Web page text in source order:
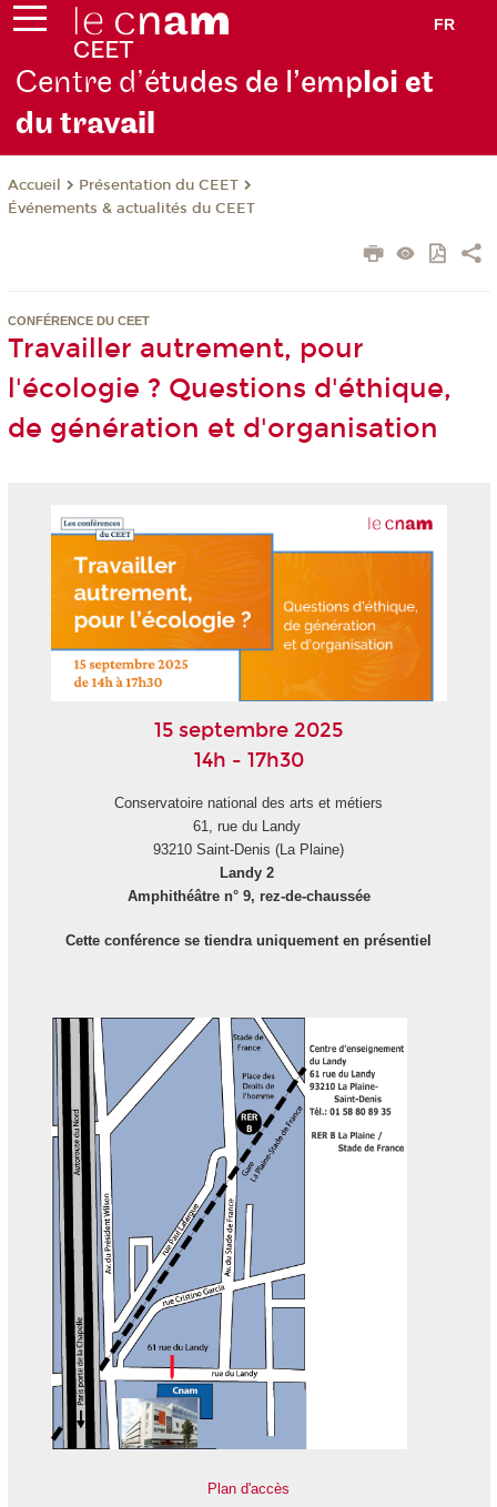
FR
Centre d’études de l’emploi et
du travail
Accueil
Présentation du CEET
Événements & actualités du CEET
CONFÉRENCE DU CEET
Travailler autrement, pour
l'écologie ? Questions d'éthique,
de génération et d'organisation
15 septembre 2025
14h - 17h30
Conservatoire national des arts et métiers
61, rue du Landy
93210 Saint-Denis (La Plaine)
Landy 2
Amphithéâtre n° 9, rez-de-chaussée
Cette conférence se tiendra uniquement en présentiel
Plan d'accès